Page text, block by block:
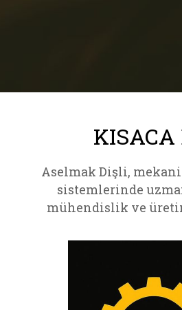
KISACA
Aselmak Dişli,
sistemlerinde
mühendislik ve